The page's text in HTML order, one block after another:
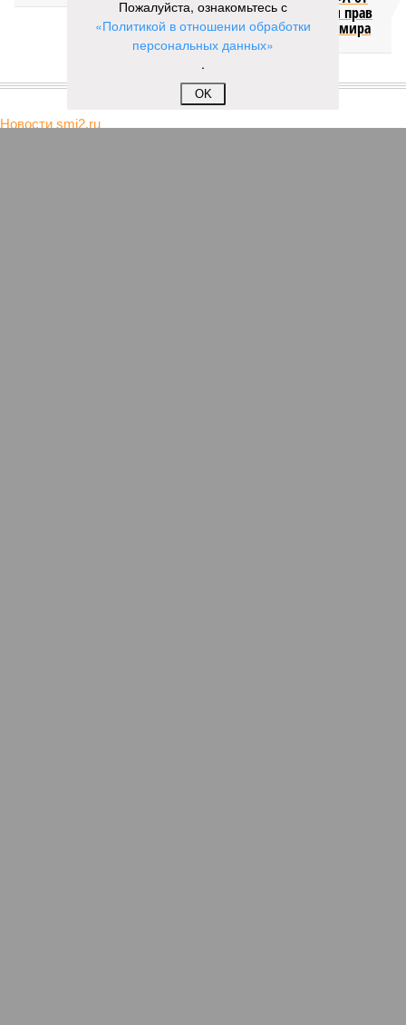
продажи доли прав
на чемпионат мира
КОММЕНТАРИИ
НОВОСТИ ПАРТНЕРОВ
Пожалуйста, ознакомьтесь с
«Политикой в отношении обработки
персональных данных»
.
OK